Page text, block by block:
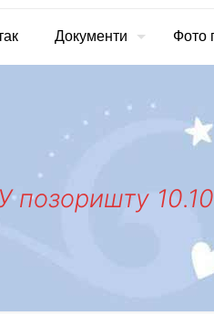
Документи Фото
позоришту